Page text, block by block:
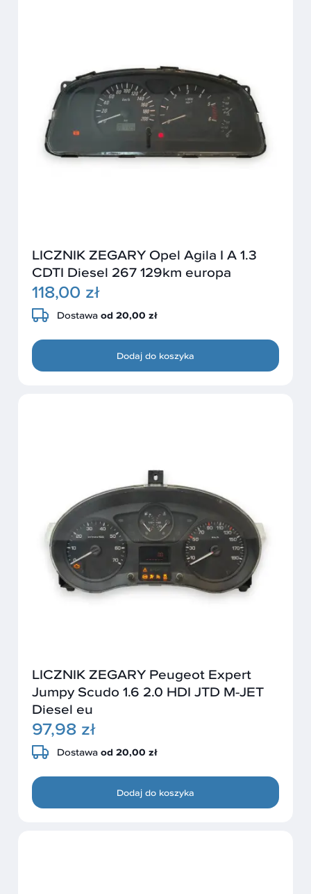
LICZNIK ZEGARY Opel Agila I A 1.3
CDTI Diesel 267 129km europa
118,00 zł
Dostawa od 20,00 zł
Dodaj do koszyka
LICZNIK ZEGARY Peugeot Expert
Jumpy Scudo 1.6 2.0 HDI JTD M-JET
Diesel eu
97,98 zł
Dostawa od 20,00 zł
Dodaj do koszyka